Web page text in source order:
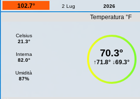
102.7°
2 Lug 2026
Temperatura °F
Celsius
21.3°
Interna
82.0°
Umidità
87%
70.3°
↑71.8° ↓69.3°